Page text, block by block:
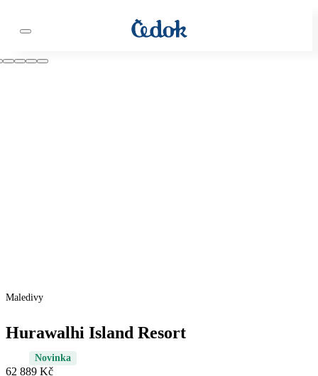
Maledivy
Hurawalhi Island Resort
Novinka
62 889 Kč